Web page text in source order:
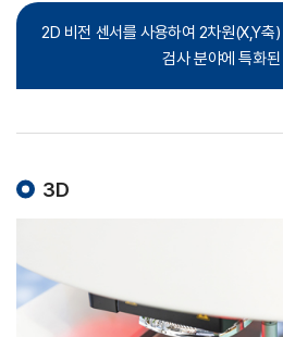
2D 비전 센서를 사용하여 2차원(X,Y
검사 분야에 특화
3D